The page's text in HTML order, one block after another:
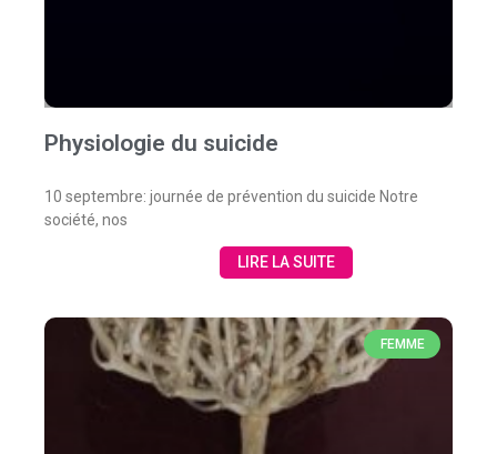
Physiologie du suicide
10 septembre: journée de prévention du suicide Notre
société, nos
LIRE LA SUITE
FEMME